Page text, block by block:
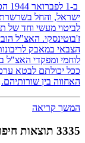
ב-
ישראל, והחל בשרשרת
לביטוי מעשי וחד של
ז'בוטינסקי. האצ"ל
הצבאי במאבק
לוחמי ומפקדי האצ"ל
ככל יכולתם לבטא
האחווה בין שורותיהם.
המשך קריאה
3335 תוצאות חיפוש עבור ""